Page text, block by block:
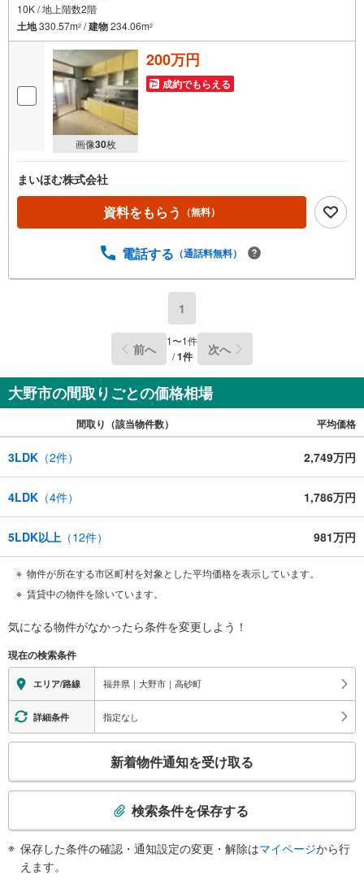
10K / 地上階数2階
土地330.57m2 /建物234.06m2
画像30枚
200万円
成約でもらえる
まいほむ株式会社
資料をもらう （無料）
電話する （通話料無料）
1
前へ 1〜1件
/1件 次へ
大野市の間取りごとの価格相場
間取り（該当物件数） 平均価格
3LDK （2件） 2,749万円
4LDK （4件） 1,786万円
5LDK以上 （12件） 981万円
物件が所在する市区町村を対象とした平均価格を表示しています。
賃貸中の物件を除いています。
気になる物件がなかったら条件を変更しよう！
現在の検索条件
エリア/路線 福井県｜大野市｜高砂町
詳細条件 指定なし
検
新着物件通知を受け取る
検索条件を保存する
保存した条件の確認・通知設定の変更・解除はマイページから行
えます。